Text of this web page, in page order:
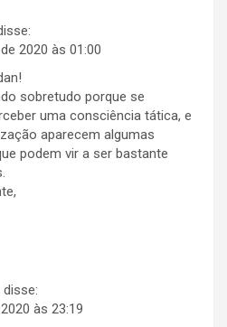
2020 às 01:00
sobretudo porque se
uma consciência tática, e
aparecem algumas
podem vir a ser bastante
disse:
às 23:19